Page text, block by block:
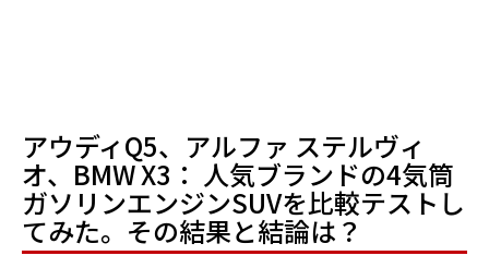
アウディQ5、アルファ ステルヴィ
オ、BMW X3： 人気ブランドの4気筒
ガソリンエンジンSUVを比較テストし
てみた。その結果と結論は？